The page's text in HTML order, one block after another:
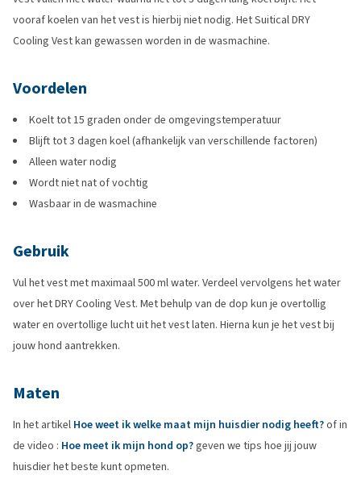
vooraf koelen van het vest is hierbij niet nodig. Het Suitical DRY
Cooling Vest kan gewassen worden in de wasmachine.
Voordelen
Koelt tot 15 graden onder de omgevingstemperatuur
Blijft tot 3 dagen koel (afhankelijk van verschillende factoren)
Alleen water nodig
Wordt niet nat of vochtig
Wasbaar in de wasmachine
Gebruik
Vul het vest met maximaal 500 ml water. Verdeel vervolgens het water
over het DRY Cooling Vest. Met behulp van de dop kun je overtollig
water en overtollige lucht uit het vest laten. Hierna kun je het vest bij
jouw hond aantrekken.
Maten
In het artikel Hoe weet ik welke maat mijn huisdier nodig heeft?of in
de video : Hoe meet ik mijn hond op?geven we tips hoe jij jouw
huisdier het beste kunt opmeten.